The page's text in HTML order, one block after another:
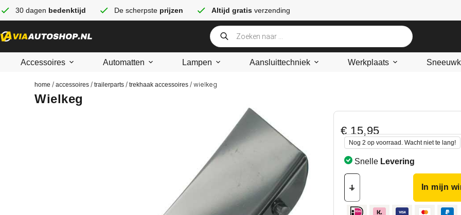
30 dagen bedenktijd De scherpste prijzen Altijd gratis verzending
Accessoires Automatten Lampen Aansluittechniek Werkplaats
home /accessoires /trailerparts /trekhaak accessoires / wielkeg
Wielkeg
€15,95
Nog 2 op voorraad. Wacht niet te lang!
Snelle Levering
In mijn